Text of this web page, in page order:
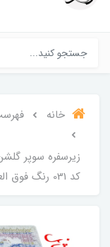
خانه
کد 031 رنگ فوق العاده